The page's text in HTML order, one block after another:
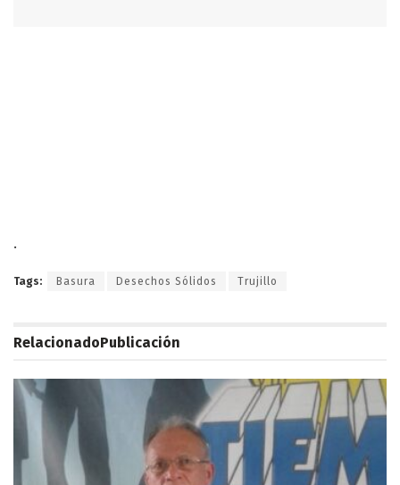
.
Tags: Basura Desechos Sólidos Trujillo
RelacionadoPublicación